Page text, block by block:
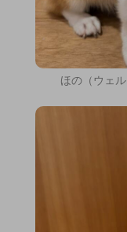
ほの（ウェ